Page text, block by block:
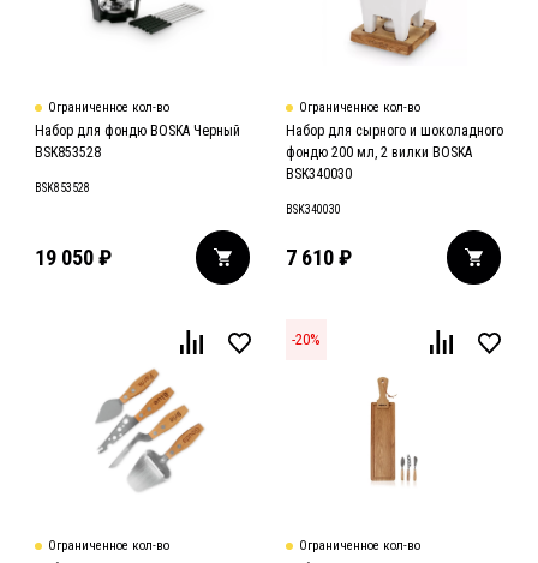
Ограниченное кол-во
Набор для фондю BOSKA Черный
BSK853528
BSK853528
19 050₽
Ограниченное кол-во
Набор для сырного и шоколадного
фондю 200 мл, 2 вилки BOSKA
BSK340030
BSK340030
7 610 ₽
Ограниченное кол-во
-20%
Ограниченное кол-во